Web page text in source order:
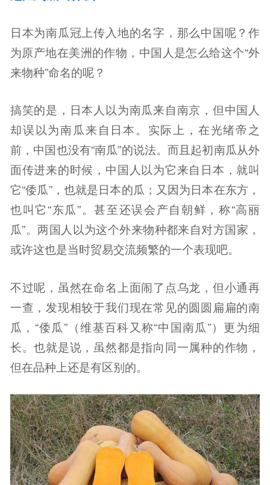
日本为南瓜冠上传入地的名字，那么中国呢？作
为原产地在美洲的作物，中国人是怎么给这个“外
来物种”命名的呢？
搞笑的是，日本人以为南瓜来自南京，但中国人
却误以为南瓜来自日本。实际上，在光绪帝之
前，中国也没有“南瓜”的说法。而且起初南瓜从外
面传进来的时候，中国人以为它来自日本，就叫
它“倭瓜”，也就是日本的瓜；又因为日本在东方，
也叫它“东瓜”。甚至还误会产自朝鲜，称“高丽
瓜”。两国人以为这个外来物种都来自对方国家，
或许这也是当时贸易交流频繁的一个表现吧。
不过呢，虽然在命名上面闹了点乌龙，但小通再
一查，发现相较于我们现在常见的圆圆扁扁的南
瓜，“倭瓜”（维基百科又称“中国南瓜”）更为细
长。也就是说，虽然都是指向同一属种的作物，
但在品种上还是有区别的。